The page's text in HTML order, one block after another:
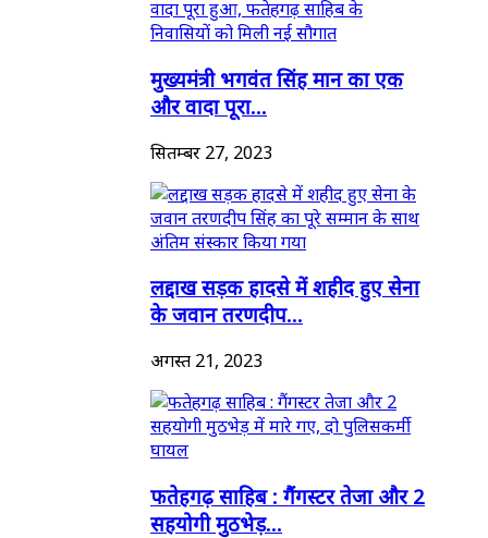
मुख्यमंत्री भगवंत सिंह मान का एक
और वादा पूरा...
सितम्बर 27, 2023
लद्दाख सड़क हादसे में शहीद हुए सेना
के जवान तरणदीप...
अगस्त 21, 2023
फतेहगढ़ साहिब : गैंगस्टर तेजा और 2
सहयोगी मुठभेड़...